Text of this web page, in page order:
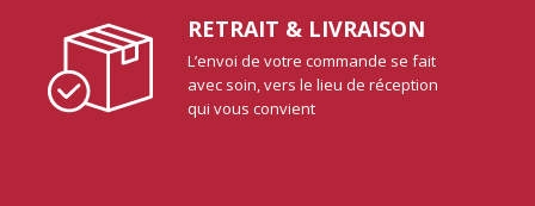
RETRAIT & LIVRAISON
L’envoi de votre commande se fait
avec soin, vers le lieu de réception
qui vous convient